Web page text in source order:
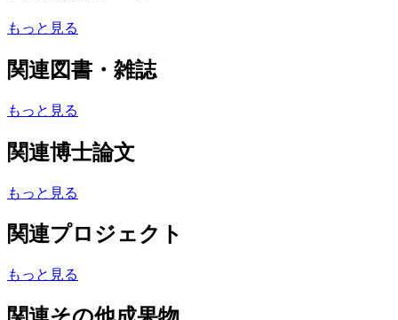
もっと見る
関連図書・雑誌
もっと見る
関連博士論文
もっと見る
関連プロジェクト
もっと見る